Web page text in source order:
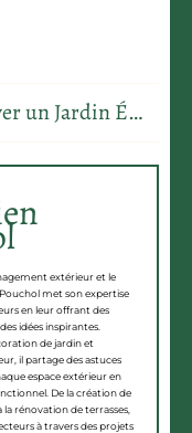
Cultiver un Jardin Écoresponsable: Conseils pour Jardiner sans Pesticides
extérieur et le
met son expertise
en leur offrant des
idées inspirantes.
de jardin et
il partage des astuces
espace extérieur en
De la création de
rénovation de terrasses,
à travers des projets